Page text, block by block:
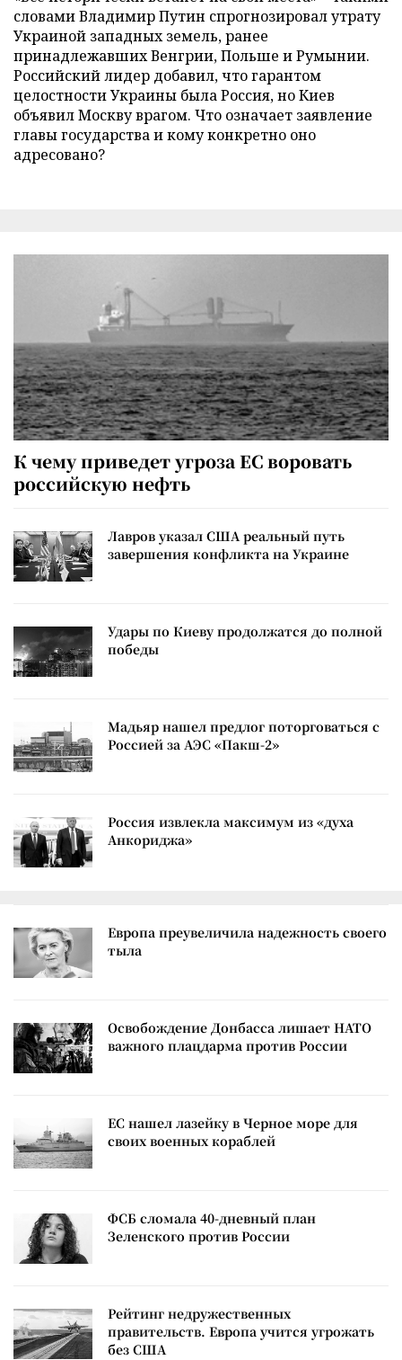
словами Владимир Путин спрогнозировал утрату
Украиной западных земель, ранее
принадлежавших Венгрии, Польше и Румынии.
Российский лидер добавил, что гарантом
целостности Украины была Россия, но Киев
объявил Москву врагом. Что означает заявление
главы государства и кому конкретно оно
адресовано?
К чему приведет угроза ЕС воровать
российскую нефть
Лавров указал США реальный путь
завершения конфликта на Украине
Удары по Киеву продолжатся до полной
победы
Мадьяр нашел предлог поторговаться с
Россией за АЭС «Пакш-2»
Россия извлекла максимум из «духа
Анкориджа»
Европа преувеличила надежность своего
тыла
Освобождение Донбасса лишает НАТО
важного плацдарма против России
ЕС нашел лазейку в Черное море для
своих военных кораблей
ФСБ сломала 40-дневный план
Зеленского против России
Рейтинг недружественных
правительств. Европа учится угрожать
без США